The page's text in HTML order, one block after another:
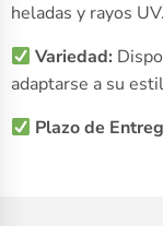
heladas y rayos UV.
Variedad:
adaptarse a su
Plazo de